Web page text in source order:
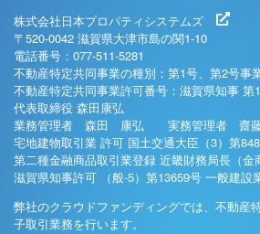
株式会社日本プロパティシステムズ
〒520-0042 滋賀県大津市島の関1-10
電話番号：077-511-5281
不動産特定共同事業の種別：第1号、第2号事
不動産特定共同事業許可番号：滋賀県知事 第
代表取締役 森田康弘
業務管理者 森田 康弘 実務管理者 齋
宅地建物取引業 許可 国土交通大臣（3）第
第二種金融商品取引業登録 近畿財務局長（金
滋賀県知事許可 （般-5）第13659号 一般建設
弊社のクラウドファンディングでは、不動産
子取引業務を行います。